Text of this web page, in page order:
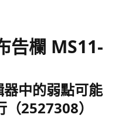
欄 MS11-
中的弱點可能
2527308）